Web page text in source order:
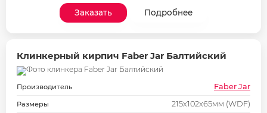
Заказать Подробнее
Клинкерный кирпич Faber Jar Балтийский
Производитель Faber Jar
Размеры 215х102х65мм (WDF)